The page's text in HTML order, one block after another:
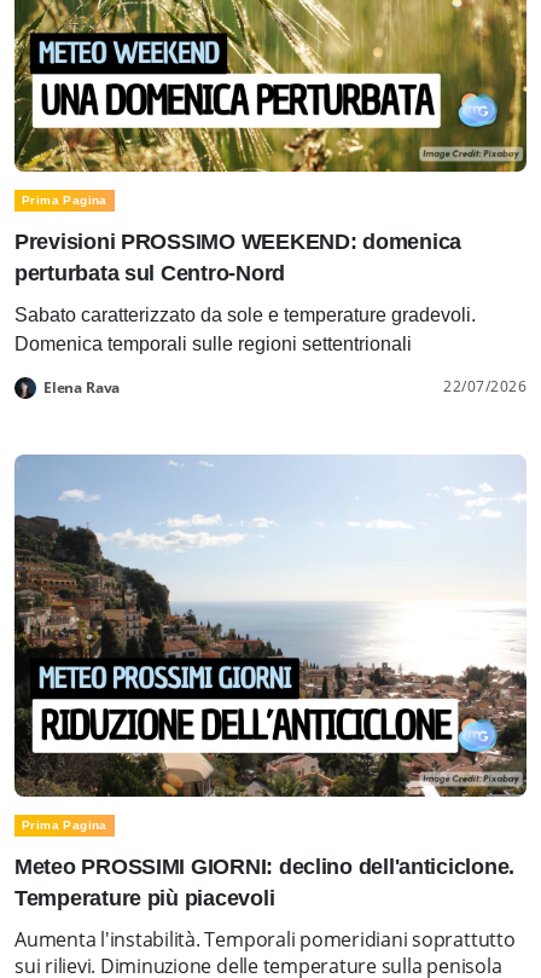
Prima Pagina
Previsioni PROSSIMO WEEKEND: domenica
perturbata sul Centro-Nord
Sabato caratterizzato da sole e temperature gradevoli.
Domenica temporali sulle regioni settentrionali
Elena Rava 22/07/2026
Prima Pagina
Meteo PROSSIMI GIORNI: declino dell'anticiclone.
Temperature più piacevoli
Aumenta l'instabilità. Temporali pomeridiani soprattutto
sui rilievi. Diminuzione delle temperature sulla penisola